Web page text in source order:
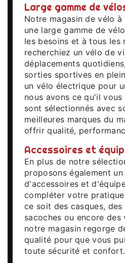
Large gamme de
Notre magasin de vélo
une large gamme de
les besoins et à tous les
recherchiez un vélo de
déplacements
sorties sportives en
un vélo électrique pour
nous avons ce qu'il
sont sélectionnés avec
meilleures marques du
offrir qualité,
Accessoires et
En plus de notre
proposons également
d'accessoires et
compléter votre
ce soit des casques,
sacoches ou encore des
notre magasin regorge
qualité pour que vous
toute sécurité et confort.